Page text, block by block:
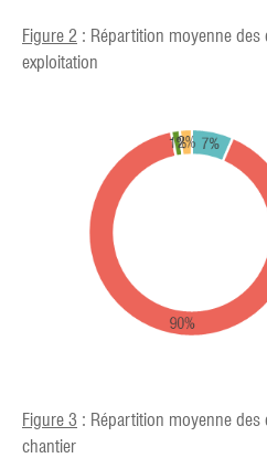
Figure 2 : Répartition moyenne
exploitation
Figure 3 : Répartition moyenne
chantier